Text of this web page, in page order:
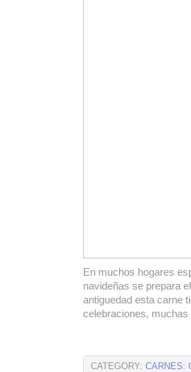
En muchos hogares
navideñas se prepara
antiguedad esta carne
celebraciones,
CATEGORY: CARNES: